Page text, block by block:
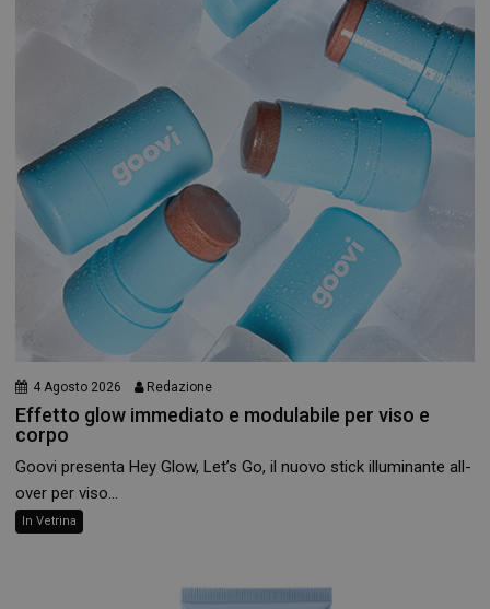
4 Agosto 2026 Redazione
Effetto glow immediato e modulabile per viso e
corpo
Goovi presenta Hey Glow, Let’s Go, il nuovo stick illuminante all-
over per viso...
In Vetrina